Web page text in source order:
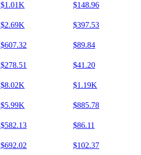
$1.01K $148.96
$2.69K $397.53
$607.32 $89.84
$278.51 $41.20
$8.02K $1.19K
$5.99K $885.78
$582.13 $86.11
$692.02 $102.37